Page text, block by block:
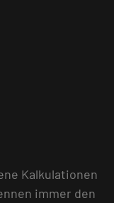
Kalkulationen
immer den